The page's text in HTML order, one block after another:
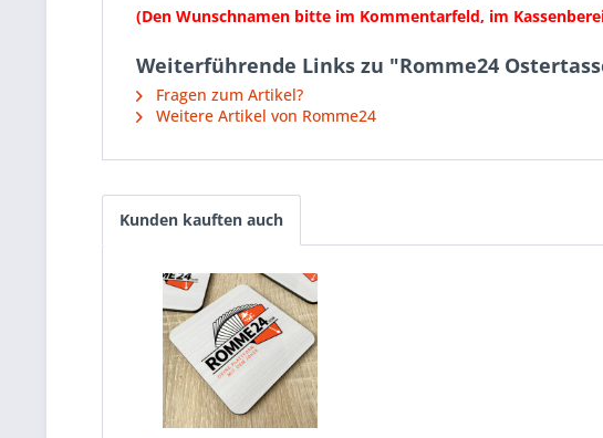
(Den Wunschnamen bitte im Kommentarfeld, im
Weiterführende Links zu "Romme24
Fragen zum Artikel?
Weitere Artikel von Romme24
Kunden kauften auch